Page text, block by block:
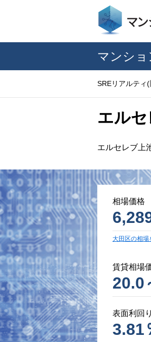
マンショ
SREリアルティ(
エル
エルセレブ上
相場価格
大田区の相場
賃貸相場
20.0
表面利回り
3.81